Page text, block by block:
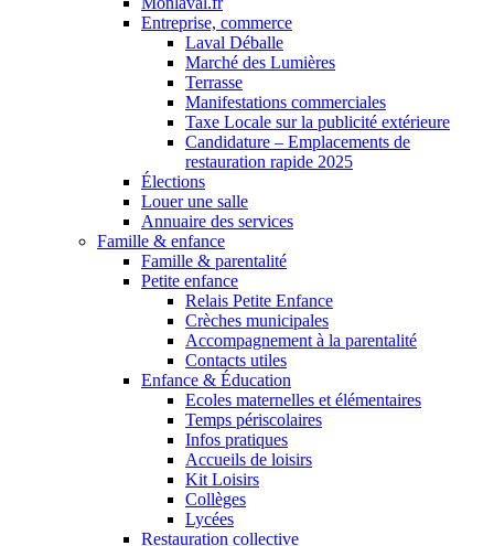
Entreprise, commerce
Laval Déballe
Marché des Lumières
Terrasse
Manifestations commerciales
Taxe Locale sur la publicité extérieure
Candidature – Emplacements de
restauration rapide 2025
Élections
Louer une salle
Annuaire des services
Famille & enfance
Famille & parentalité
Petite enfance
Relais Petite Enfance
Crèches municipales
Accompagnement à la parentalité
Contacts utiles
Enfance & Éducation
Ecoles maternelles et élémentaires
Temps périscolaires
Infos pratiques
Accueils de loisirs
Kit Loisirs
Collèges
Lycées
Restauration collective